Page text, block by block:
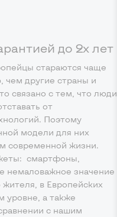
до 2х лет
стараются чаще
чем другие страны и
связано с тем, что люди
от
Поэтому
модели для них
современной жизни.
смартфоны,
немаловажное значение
в Европейских
уровне, а также
с нашим